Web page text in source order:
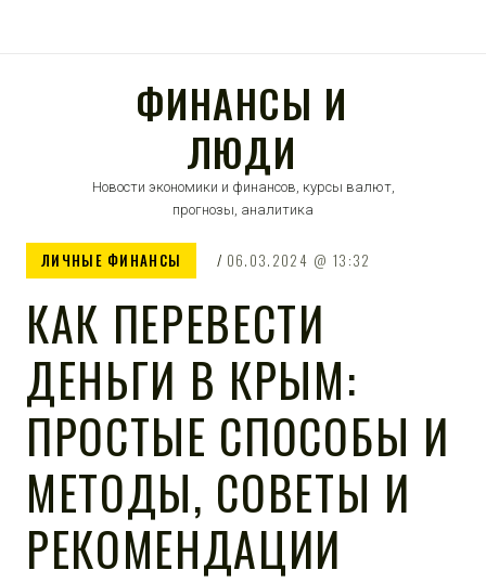
ФИНАНСЫ И
ЛЮДИ
Новости экономики и финансов, курсы валют,
прогнозы, аналитика
ЛИЧНЫЕ ФИНАНСЫ 06.03.2024 13:32
КАК ПЕРЕВЕСТИ
ДЕНЬГИ В КРЫМ:
ПРОСТЫЕ СПОСОБЫ И
МЕТОДЫ, СОВЕТЫ И
РЕКОМЕНДАЦИИ